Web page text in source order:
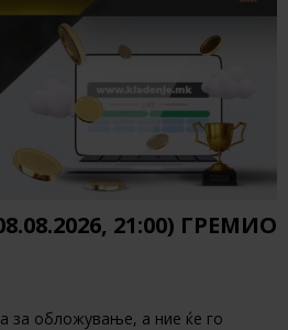
21:00) ГРЕМИО
за обложување, а ние ќе го